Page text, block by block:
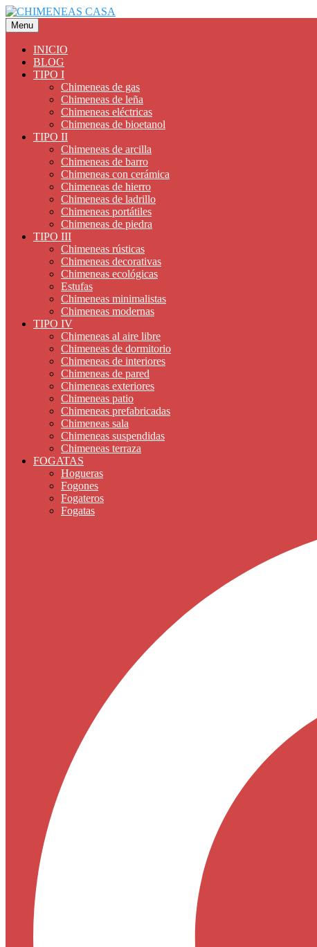
Saltar
al
contenido
Menu
INICIO
BLOG
TIPO I
Chimeneas de gas
Chimeneas de leña
Chimeneas eléctricas
Chimeneas de bioetanol
TIPO II
Chimeneas de arcilla
Chimeneas de barro
Chimeneas con cerámica
Chimeneas de hierro
Chimeneas de ladrillo
Chimeneas portátiles
Chimeneas de piedra
TIPO III
Chimeneas rústicas
Chimeneas decorativas
Chimeneas ecológicas
Estufas
Chimeneas minimalistas
Chimeneas modernas
TIPO IV
Chimeneas al aire libre
Chimeneas de dormitorio
Chimeneas de interiores
Chimeneas de pared
Chimeneas exteriores
Chimeneas patio
Chimeneas prefabricadas
Chimeneas sala
Chimeneas suspendidas
Chimeneas terraza
FOGATAS
Hogueras
Fogones
Fogateros
Fogatas